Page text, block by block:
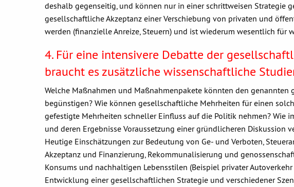
deshalb gegenseitig, und können nur in einer schrittweisen Strategie
gesellschaftliche Akzeptanz einer Verschiebung von privaten und
werden (finanzielle Anreize, Steuern) und ist wiederum wesentlich für
4. Für eine intensivere Debatte der
braucht es zusätzliche wissenschaftliche
Welche Maßnahmen und Maßnahmenpakete könnten den
begünstigen? Wie können gesellschaftliche Mehrheiten für einen
gefestigte Mehrheiten schneller Einfluss auf die Politik nehmen? Wie
und deren Ergebnisse Voraussetzung einer gründlicheren Diskussion
Heutige Einschätzungen zur Bedeutung von Ge- und Verboten,
Akzeptanz und Finanzierung, Rekommunalisierung und
Konsums und nachhaltigen Lebensstilen (Beispiel privater
Entwicklung einer gesellschaftlichen Strategie und verschiedener